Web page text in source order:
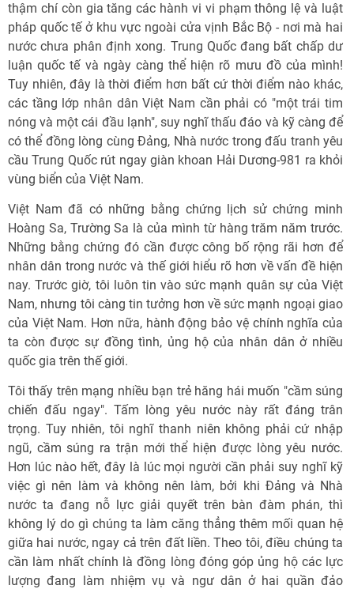
thậm chí còn gia tăng các hành vi vi phạm thông lệ và luật
pháp quốc tế ở khu vực ngoài cửa vịnh Bắc Bộ - nơi mà hai
nước chưa phân định xong. Trung Quốc đang bất chấp dư
luận quốc tế và ngày càng thể hiện rõ mưu đồ của mình!
Tuy nhiên, đây là thời điểm hơn bất cứ thời điểm nào khác,
các tầng lớp nhân dân Việt Nam cần phải có "một trái tim
nóng và một cái đầu lạnh", suy nghĩ thấu đáo và kỹ càng để
có thể đồng lòng cùng Đảng, Nhà nước trong đấu tranh yêu
cầu Trung Quốc rút ngay giàn khoan Hải Dương-981 ra khỏi
vùng biển của Việt Nam.
Việt Nam đã có những bằng chứng lịch sử chứng minh
Hoàng Sa, Trường Sa là của mình từ hàng trăm năm trước.
Những bằng chứng đó cần được công bố rộng rãi hơn để
nhân dân trong nước và thế giới hiểu rõ hơn về vấn đề hiện
nay. Trước giờ, tôi luôn tin vào sức mạnh quân sự của Việt
Nam, nhưng tôi càng tin tưởng hơn về sức mạnh ngoại giao
của Việt Nam. Hơn nữa, hành động bảo vệ chính nghĩa của
ta còn được sự đồng tình, ủng hộ của nhân dân ở nhiều
quốc gia trên thế giới.
Tôi thấy trên mạng nhiều bạn trẻ hăng hái muốn "cầm súng
chiến đấu ngay". Tấm lòng yêu nước này rất đáng trân
trọng. Tuy nhiên, tôi nghĩ thanh niên không phải cứ nhập
ngũ, cầm súng ra trận mới thể hiện được lòng yêu nước.
Hơn lúc nào hết, đây là lúc mọi người cần phải suy nghĩ kỹ
việc gì nên làm và không nên làm, bởi khi Đảng và Nhà
nước ta đang nỗ lực giải quyết trên bàn đàm phán, thì
không lý do gì chúng ta làm căng thẳng thêm mối quan hệ
giữa hai nước, ngay cả trên đất liền. Theo tôi, điều chúng ta
cần làm nhất chính là đồng lòng đóng góp ủng hộ các lực
lượng đang làm nhiệm vụ và ngư dân ở hai quần đảo